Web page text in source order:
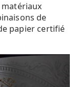
de
papier certifié